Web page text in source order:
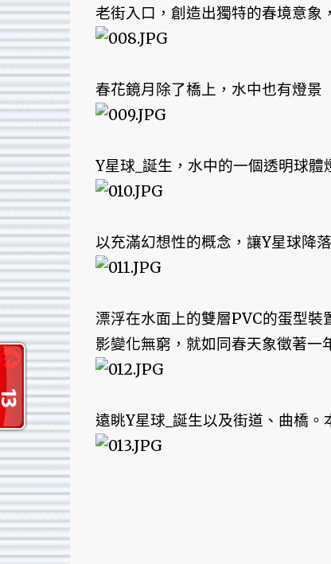
老街入口，創造出獨特的春境意
春花鏡月除了橋上，水中也有燈景
Y星球_誕生，水中的一個透明球體
以充滿幻想性的概念，讓Y星球降
漂浮在水面上的雙層PVC的蛋型
影變化無窮，就如同春天象徵著一
遠眺Y星球_誕生以及街道、曲橋